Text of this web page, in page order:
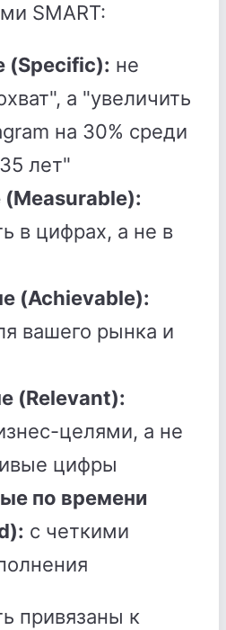
SMART:
(Specific): не
а "увеличить
на 30% среди
лет"
в цифрах, а не в
(Achievable):
вашего рынка и
(Relevant):
целями, а не
цифры
по времени
с четкими
привязаны к